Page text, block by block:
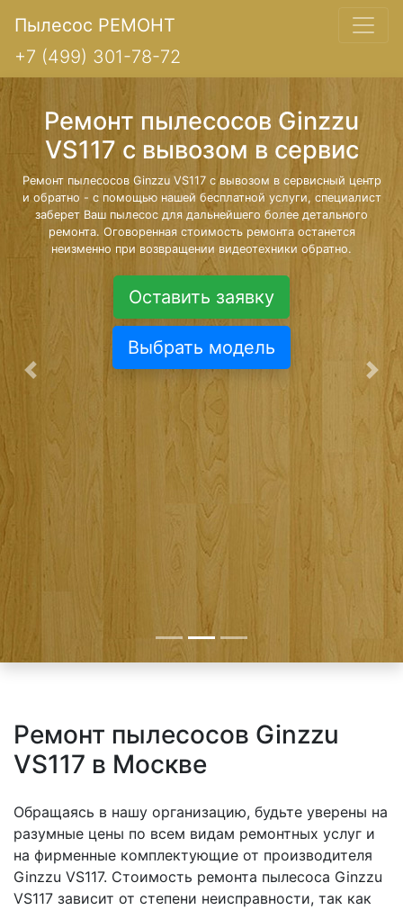
Пылесос РЕМОНТ
+7 (499) 301-78-72
Ремонт пылесосов Ginzzu
VS117 с вывозом в сервис
Ремонт пылесосов Ginzzu VS117 с вывозом в сервисный центр
и обратно - с помощью нашей бесплатной услуги, специалист
заберет Ваш пылесос для дальнейшего более детального
ремонта. Оговоренная стоимость ремонта останется
неизменно при возвращении видеотехники обратно.
Оставить заявку
Выбрать модель
Предыдущая
Ремонт пылесосов Ginzzu
VS117 в Москве
Обращаясь в нашу организацию, будьте уверены на
разумные цены по всем видам ремонтных услуг и
на фирменные комплектующие от производителя
Ginzzu VS117. Стоимость ремонта пылесоса Ginzzu
VS117 зависит от степени неисправности, так как